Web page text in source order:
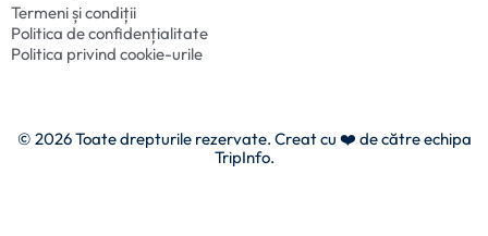
Termeni și condiții
Politica de confidențialitate
Politica privind cookie-urile
© 2026 Toate drepturile rezervate. Creat cu ❤️ de către echipa
TripInfo.